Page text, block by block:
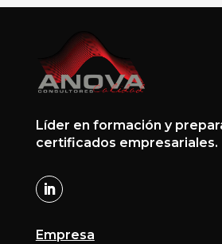
Líder en formación y
certificados empresariales.
Empresa